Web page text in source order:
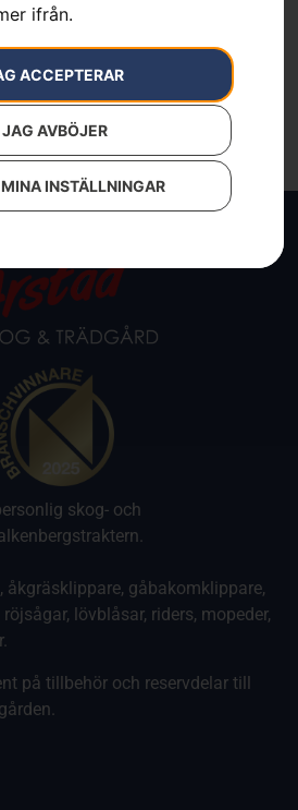
ifrån.
ACCEPTERAR
JAG AVBÖJER
INSTÄLLNINGAR
skog- och
gåbakomklippare,
lövblåsar, riders, mopeder,
på tillbehör och reservdelar till